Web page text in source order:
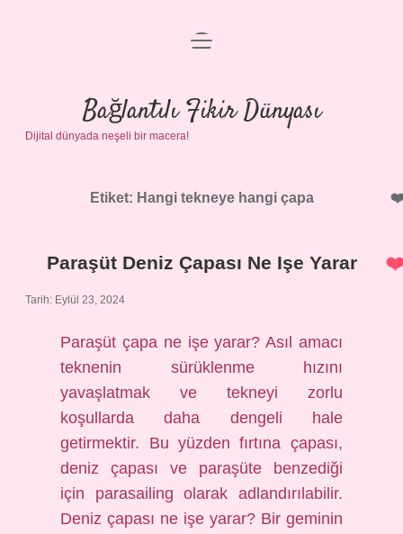
Anasayfa
Gizlilik Politikası
Yasal Uyarı
menüyü
Bağlantılı Fikir Dünyası
Dijital dünyada neşeli bir macera!
Etiket: Hangi tekneye hangi çapa
Paraşüt Deniz Çapası Ne Işe Yarar
Tarih: Eylül 23, 2024
Paraşüt çapa ne işe yarar? Asıl amacı
teknenin sürüklenme hızını
yavaşlatmak ve tekneyi zorlu
koşullarda daha dengeli hale
getirmektir. Bu yüzden fırtına çapası,
deniz çapası ve paraşüte benzediği
için parasailing olarak adlandırılabilir.
Deniz çapası ne işe yarar? Bir geminin